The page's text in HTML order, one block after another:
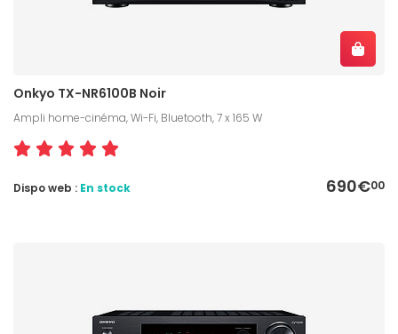
Onkyo TX-NR6100B Noir
Ampli home-cinéma, Wi-Fi, Bluetooth, 7 x 165 W
690€00
Dispo web : En stock